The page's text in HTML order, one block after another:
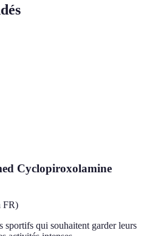
Cyclopiroxolamine
FR)
sportifs qui souhaitent garder leurs